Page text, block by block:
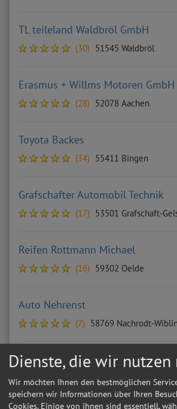
TL teileland Waldbröl GmbH
(30) 51545 Waldbröl
Erasmus + Willms Motoren GmbH
(28) 52078 Aachen
Toyota Backes
(34) 55411 Bingen
Grafschafter Automobil Technik
(17) 53501 Grafschaft-
Reifen Rottmann Michael
(16) 59302 Oelde
Auto Nehrenst
(7) 58769 Nachrodt-
Ahmet Berktas
(6) 50827 Köln
Dienste, die wir nutzen
Wir möchten Ihnen den bestmöglichen
speichern wir Informationen über Ihren
Cookies. Einige von ihnen sind essentiell,